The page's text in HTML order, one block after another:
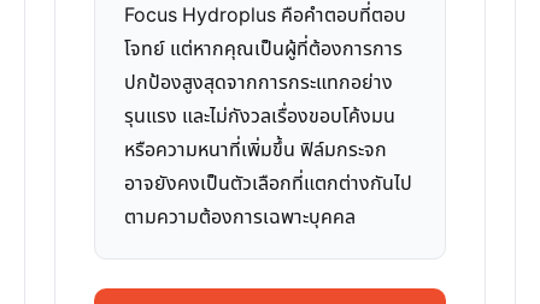
Focus Hydroplus คือคำตอบที่ตอบ
โจทย์ แต่หากคุณเป็นผู้ที่ต้องการการ
ปกป้องสูงสุดจากการกระแทกอย่าง
รุนแรง และไม่กังวลเรื่องขอบโค้งมน
หรือความหนาที่เพิ่มขึ้น ฟิล์มกระจก
อาจยังคงเป็นตัวเลือกที่แตกต่างกันไป
ตามความต้องการเฉพาะบุคคล